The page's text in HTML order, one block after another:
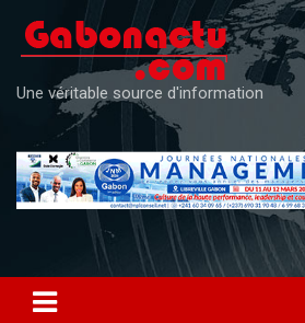
content
Une véritable source d'information